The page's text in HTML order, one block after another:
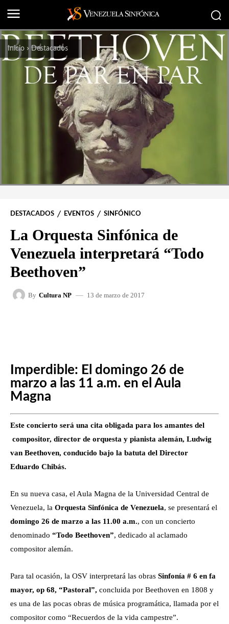
Inicio Destacados
DESTACADOS EVENTOS SINFÓNICO
La Orquesta Sinfónica de
Venezuela interpretará “Todo
Beethoven”
By Cultura NP 13 de marzo de 2017
Imperdible: El domingo 26 de
marzo a las 11 a.m. en el Aula
Magna
Este concierto será una cita obligada para los amantes del
compositor, director de orquesta y pianista alemán, Ludwig
van Beethoven, conducido bajo la batuta del Director
Eduardo Chibás.
En su nueva casa, el Aula Magna de la Universidad Central de
Venezuela, la Orquesta Sinfónica de Venezuela, se presentará el
domingo 26 de marzo a las 11.00 a.m., con un concierto
denominado “Todo Beethoven”, dedicado al aclamado
compositor alemán.
Para tal ocasión, la OSV interpretará las obras Sinfonía # 6 en fa
mayor, op 68, “Pastoral”, concluida por Beethoven en 1808 y
es una de las pocas obras de música programática, llamada por el
compositor como “Recuerdos de la vida campestre”.